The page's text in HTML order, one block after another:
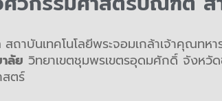
สถาบันเทคโนโลยีพระจอมเกล้าเจ้าคุณทห
ลัย วิทยาเขตชุมพรเขตรอุดมศักดิ์ จังหวั
ตร์